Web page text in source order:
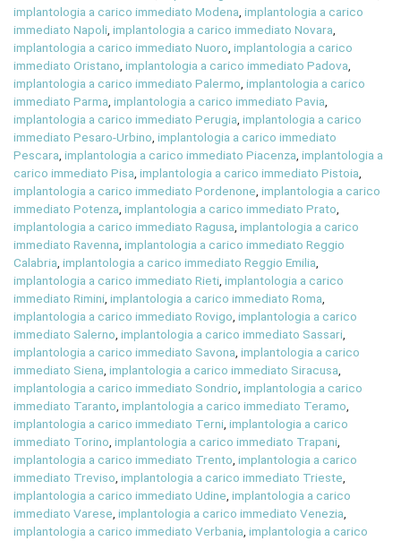
implantologia a carico immediato Modena ,implantologia a carico
immediato Napoli ,implantologia a carico immediato Novara
implantologia a carico immediato Nuoro ,implantologia a carico
immediato Oristano ,implantologia a carico immediato Padova
implantologia a carico immediato Palermo ,implantologia a carico
immediato Parma ,implantologia a carico immediato Pavia
implantologia a carico immediato Perugia ,implantologia a carico
immediato Pesaro-Urbino ,implantologia a carico immediato
Pescara ,implantologia a carico immediato Piacenza ,implantologia a
carico immediato Pisa ,implantologia a carico immediato Pistoia
implantologia a carico immediato Pordenone ,implantologia a carico
immediato Potenza ,implantologia a carico immediato Prato
implantologia a carico immediato Ragusa ,implantologia a carico
immediato Ravenna ,implantologia a carico immediato Reggio
Calabria ,implantologia a carico immediato Reggio Emilia
implantologia a carico immediato Rieti ,implantologia a carico
immediato Rimini ,implantologia a carico immediato Roma
implantologia a carico immediato Rovigo ,implantologia a carico
immediato Salerno ,implantologia a carico immediato Sassari
implantologia a carico immediato Savona ,implantologia a carico
immediato Siena ,implantologia a carico immediato Siracusa
implantologia a carico immediato Sondrio ,implantologia a carico
immediato Taranto ,implantologia a carico immediato Teramo
implantologia a carico immediato Terni ,implantologia a carico
immediato Torino ,implantologia a carico immediato Trapani
implantologia a carico immediato Trento ,implantologia a carico
immediato Treviso ,implantologia a carico immediato Trieste
implantologia a carico immediato Udine ,implantologia a carico
immediato Varese ,implantologia a carico immediato Venezia
implantologia a carico immediato Verbania ,implantologia a carico